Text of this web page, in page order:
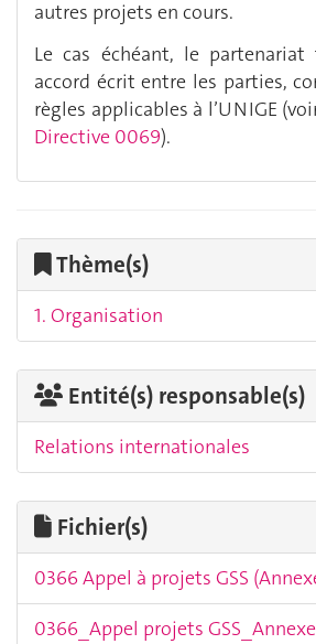
autres projets en cours.
Le cas échéant, le partenariat
accord écrit entre les parties,
règles applicables à l’UNIGE
Directive 0069).
Thème(s)
1. Organisation
Entité(s) responsable(s)
Relations internationales
Fichier(s)
0366 Appel à projets GSS
0366_Appel projets